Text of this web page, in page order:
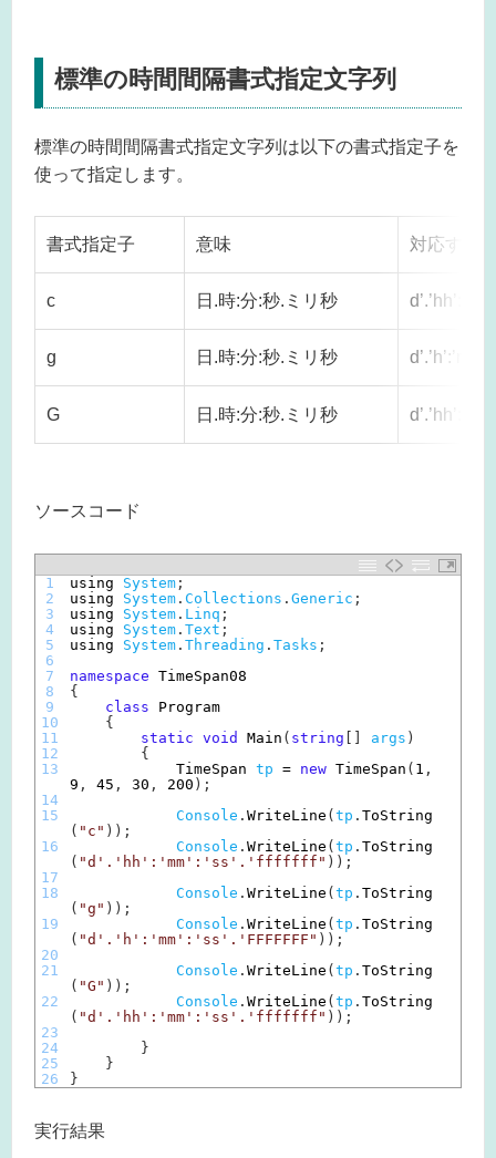
標準の時間間隔書式指定文字列
標準の時間間隔書式指定文字列は以下の書式指定子を
使って指定します。
書式指定子 意味 対応する
c 日.時:分:秒.ミリ秒
g 日.時:分:秒.ミリ秒
G 日.時:分:秒.ミリ秒
ソースコード
1
2
3
4
5
6
7
8
9
10
11
12
13
14
15
16
17
18
19
20
21
22
23
24
25
26
using System ;
using System . Collections . Generic ;
using System . Linq ;
using System . Text ;
using System . Threading . Tasks ;
namespace TimeSpan08
{
class
Program
{
static void Main ( string args )
{
TimeSpan tp = new TimeSpan ( 1 ,
9 , 45 , 30 , 200 ) ;
Console . WriteLine ( tp . ToString
( "c" ) ) ;
Console . WriteLine ( tp . ToString
( "d'.'hh':'mm':'ss'.'fffffff" ) ) ;
Console . WriteLine ( tp . ToString
( "g" ) ) ;
Console . WriteLine ( tp . ToString
( "d'.'h':'mm':'ss'.'FFFFFFF" ) ) ;
Console . WriteLine ( tp . ToString
( "G" ) ) ;
Console . WriteLine ( tp . ToString
( "d'.'hh':'mm':'ss'.'fffffff" ) ) ;
}
}
}
実行結果